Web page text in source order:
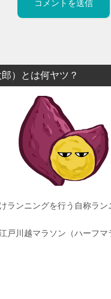
）とは何ヤツ？
ランニングを行う自称ラン
戸川越マラソン（ハーフマ